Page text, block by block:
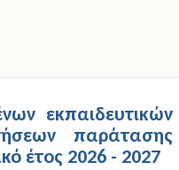
εκπαιδευτικών
παράτασης
έτος 2026 - 2027